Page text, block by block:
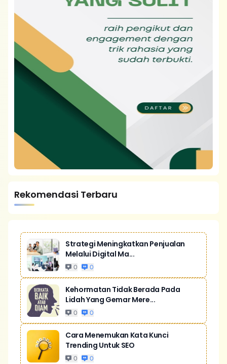
Rekomendasi Terbaru
Strategi Meningkatkan Penjualan
Melalui Digital Ma...
0 0
Kehormatan Tidak Berada Pada
Lidah Yang Gemar Mere...
0 0
Cara Menemukan Kata Kunci
Trending Untuk SEO
0 0